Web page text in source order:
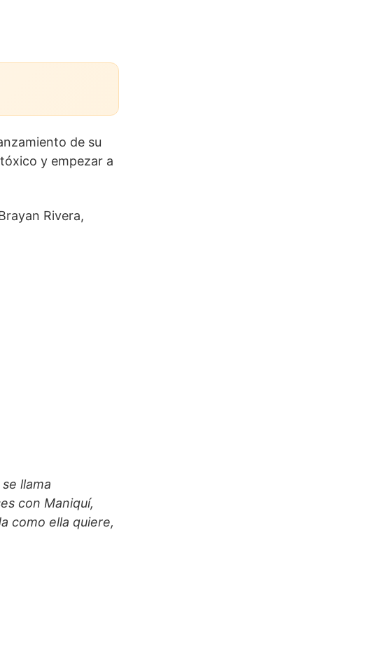
de su
y empezar a
Rivera,
llama
con Maniquí,
como ella quiere,